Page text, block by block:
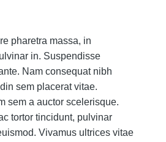
pharetra massa, in
in. Suspendisse
Nam consequat nibh
sem placerat vitae.
sem a auctor scelerisque.
tortor tincidunt, pulvinar
Vivamus ultrices vitae